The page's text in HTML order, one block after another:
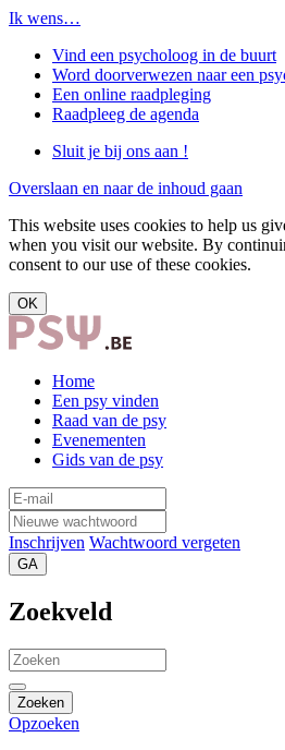
Ik wens…
Vind een psycholoog in de buurt
Word doorverwezen naar een
Een online raadpleging
Raadpleeg de agenda
Sluit je bij ons aan !
Overslaan en naar de inhoud gaan
This website uses cookies to help us
when you visit our website. By
consent to our use of these cookies.
OK
Home
Een psy vinden
Raad van de psy
Evenementen
Gids van de psy
Inschrijven Wachtwoord vergeten
GA
Zoekveld
Zoeken
Opzoeken